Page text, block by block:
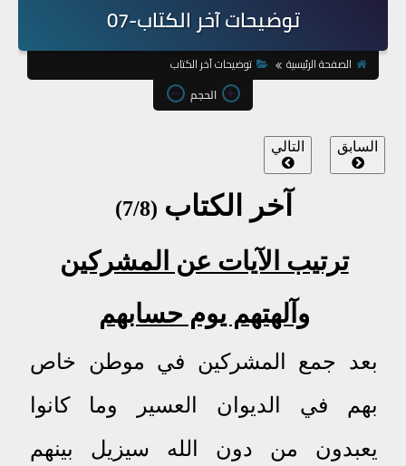
توضيحات آخر الكتاب-07
الصفحة الرئيسية
توضيحات آخر الكتاب
الحجم
السابق التالي
آخر الكتاب (7/
8
)
ترتيب الآيات عن المشركين
وآلهتهم يوم حسابهم
بعد جمع المشركين في موطن خاص
بهم في الديوان العسير وما كانوا
يعبدون من دون الله سيزيل بينهم